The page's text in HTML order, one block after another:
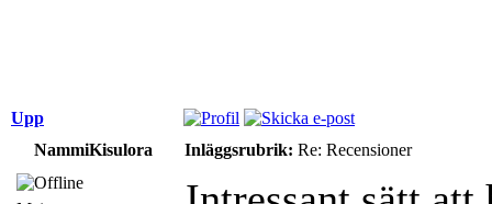
Upp
NammiKisulora
Inläggsrubrik: Re: Recensioner